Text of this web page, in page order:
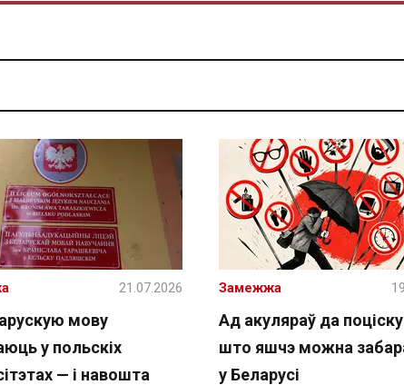
мову
у польскіх
— і навошта
21.07.2026
Ад акуляраў да поціску
што яшчэ можна
у Беларусі
Замежжа